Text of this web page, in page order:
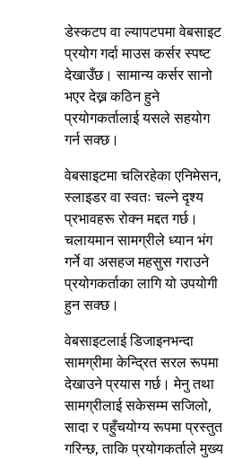
डेस्कटप वा ल्यापटपमा वेबसाइट
प्रयोग गर्दा माउस कर्सर स्पष्ट
देखाउँछ। सामान्य कर्सर सानो
भएर देख्न कठिन हुने
प्रयोगकर्तालाई यसले सहयोग
गर्न सक्छ।
वेबसाइटमा चलिरहेका एनिमेसन,
स्लाइडर वा स्वतः चल्ने दृश्य
प्रभावहरू रोक्न मद्दत गर्छ।
चलायमान सामग्रीले ध्यान भंग
गर्ने वा असहज महसुस गराउने
प्रयोगकर्ताका लागि यो उपयोगी
हुन सक्छ।
वेबसाइटलाई डिजाइनभन्दा
सामग्रीमा केन्द्रित सरल रूपमा
देखाउने प्रयास गर्छ। मेनु तथा
सामग्रीलाई सकेसम्म सजिलो,
सादा र पहुँचयोग्य रूपमा प्रस्तुत
गरिन्छ, ताकि प्रयोगकर्ताले मुख्य